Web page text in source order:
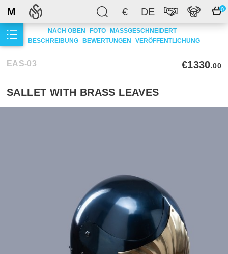
€ DE 0
M
NACH OBEN FOTO
MASSGESCHNEIDERT
BESCHREIBUNG BEWERTUNGEN VERÖFFENTLICHUNG
EAS-03 €1330.00
SALLET WITH BRASS LEAVES